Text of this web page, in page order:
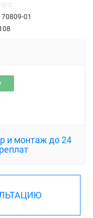
01
и монтаж до 24